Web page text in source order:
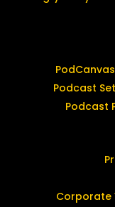
Podcast
Podcast
Corporate